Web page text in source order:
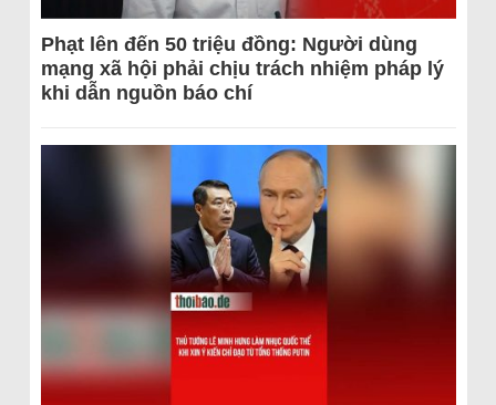
Phạt lên đến 50 triệu đồng: Người dùng
mạng xã hội phải chịu trách nhiệm pháp lý
khi dẫn nguồn báo chí